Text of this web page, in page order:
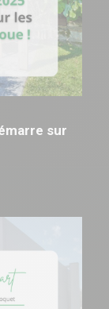
sur